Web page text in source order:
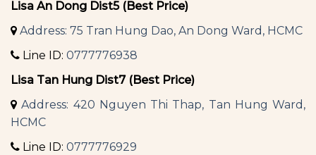
Lisa An Dong Dist5 (Best Price)
Address: 75 Tran Hung Dao, An Dong Ward, HCMC
Line ID: 0777776938
Lisa Tan Hung Dist7 (Best Price)
Address: 420 Nguyen Thi Thap, Tan Hung Ward,
HCMC
Line ID: 0777776929